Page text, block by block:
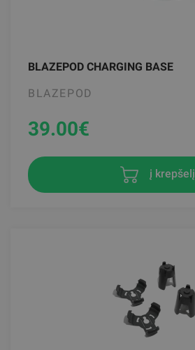
BLAZEPOD CHARGING BASE
BLAZEPOD
39.00€
į krepšelį